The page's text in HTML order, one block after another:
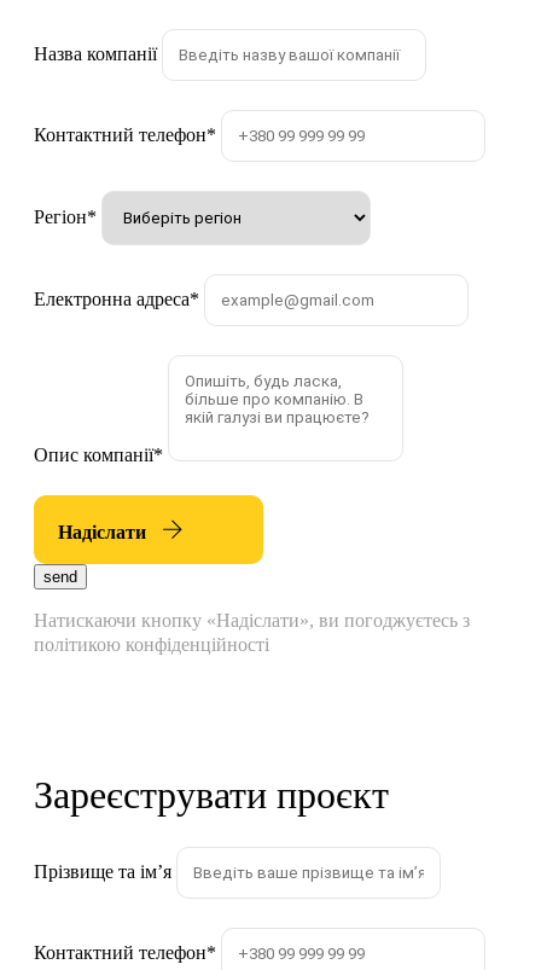
Назва компанії
Контактний телефон*
Регіон*
Електронна адреса*
Опис компанії*
Надіслати
send
Натискаючи кнопку «Надіслати», ви погоджуєтесь з
політикою конфіденційності
Зареєструвати проєкт
Прізвище та імʼя
Контактний телефон*